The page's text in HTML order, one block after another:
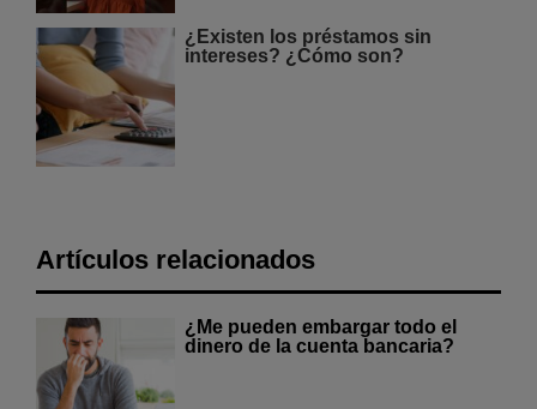
¿Existen los préstamos sin
intereses? ¿Cómo son?
Artículos relacionados
¿Me pueden embargar todo el
dinero de la cuenta bancaria?